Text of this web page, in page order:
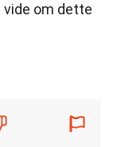
om dette